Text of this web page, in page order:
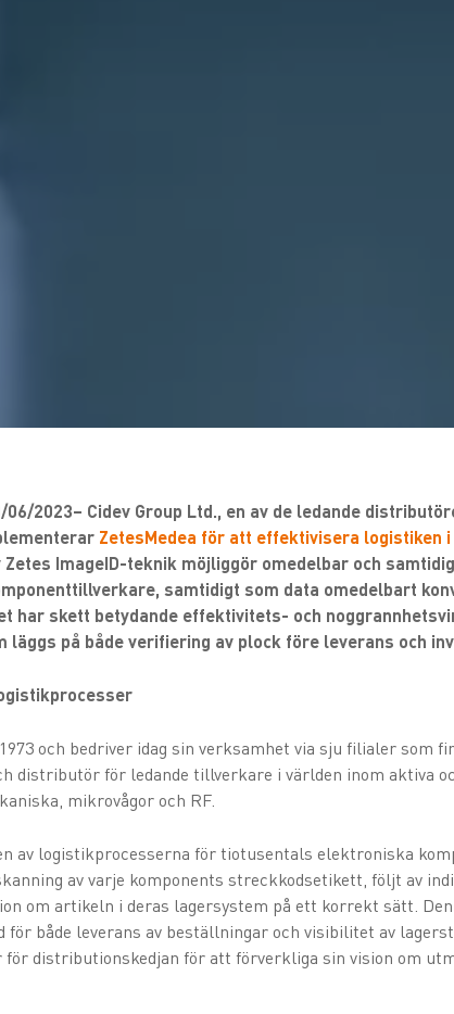
06/2023– Cidev Group Ltd., en av de ledande
ZetesMedea för att effektivisera logistiken
Zetes ImageID-teknik möjliggör omedelbar och
samtidigt som data omedelbart
har skett betydande effektivitets- och
läggs på både verifiering av plock före leverans och
och bedriver idag sin verksamhet via sju filialer som
distributör för ledande tillverkare i världen inom aktiva
mikrovågor och RF.
av logistikprocesserna för tiotusentals elektroniska
av varje komponents streckkodsetikett, följt av
om artikeln i deras lagersystem på ett korrekt sätt.
för både leverans av beställningar och visibilitet av
distributionskedjan för att förverkliga sin vision om